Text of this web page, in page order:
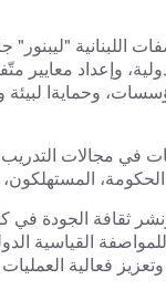
"ليبنور"
وإعداد
وحمايةا لبيئة
مجالات التدريب
(الحكومة،
واحد وهونشر ثقافة
القياسية
فعالية